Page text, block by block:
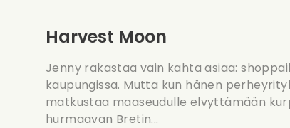
Harvest Moon
Jenny rakastaa vain kahta asiaa:
kaupungissa. Mutta kun hänen
matkustaa maaseudulle elvyttämään
hurmaavan Bretin...